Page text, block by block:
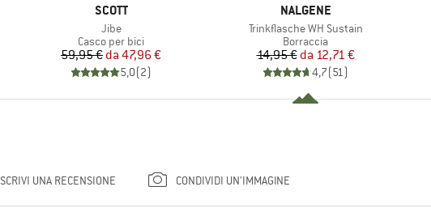
MARCHIO
SCOTT
Articolo
Jibe
Gruppo di prodotti
Casco per bici
Prezzo
59,95 € Prezzo ridotto
da 47,96 €
5,0(2)
MARCHIO
NALGENE
Articolo
Trinkflasche WH Sustain
Gruppo di prodotti
Borraccia
Prezzo
14,95 € Prezzo ridotto
da 12,71 €
4,7(51)
SCRIVI UNA RECENSIONE CONDIVIDI UN'IMMAGINE